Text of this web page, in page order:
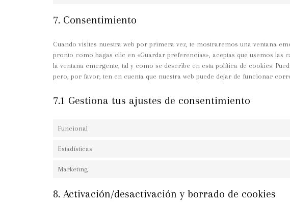
7. Consentimiento
Cuando visites nuestra web por primera vez, te mostraremos una ventana
pronto como hagas clic en «Guardar preferencias», aceptas que usemos las
la ventana emergente, tal y como se describe en esta política de cookies.
pero, por favor, ten en cuenta que nuestra web puede dejar de funcionar
7.1 Gestiona tus ajustes de consentimiento
Funcional
Estadísticas
Marketing
8. Activación/desactivación y borrado de cookies